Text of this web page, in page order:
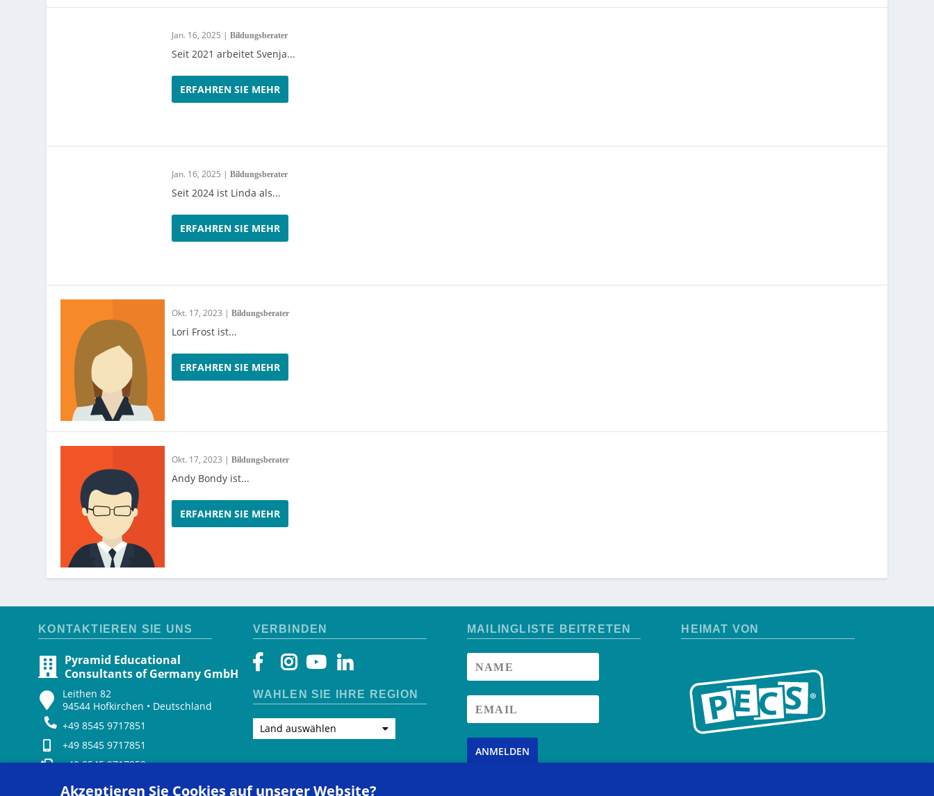
Jan. 16, 2025 |Bildungsberater
Seit 2021 arbeitet Svenja...
ERFAHREN SIE MEHR
Jan. 16, 2025 |Bildungsberater
Seit 2024 ist Linda als...
ERFAHREN SIE MEHR
Okt. 17, 2023 |Bildungsberater
Lori Frost ist...
ERFAHREN SIE MEHR
Okt. 17, 2023 |Bildungsberater
Andy Bondy ist...
ERFAHREN SIE MEHR
KONTAKTIEREN SIE UNS
Pyramid Educational
Consultants of Germany GmbH
Leithen 82
94544 Hofkirchen • Deutschland
+49 8545 9717851
+49 8545 9717851
+49 8545 9717852
pecs-germany@pecs.com
VERBINDEN
WÄHLEN SIE IHRE REGION
Land auswählen
MAILINGLISTE BEITRETEN
ANMELDEN
HEIMAT VON
Akzeptieren Sie Cookies auf unserer Website?